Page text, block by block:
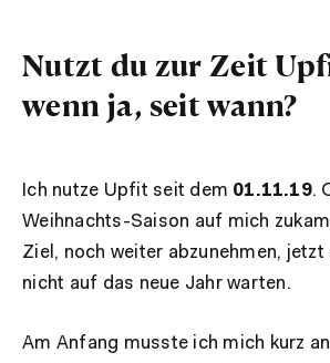
Nutzt du zur Zeit
wenn ja, seit wann?
Ich nutze Upfit seit dem 01.11.19.
Weihnachts-Saison auf mich
Ziel, noch weiter abzunehmen, jetzt
nicht auf das neue Jahr warten.
Am Anfang musste ich mich kurz